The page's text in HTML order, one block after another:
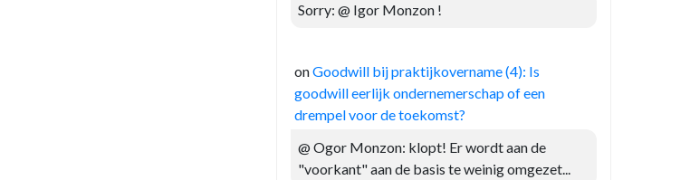
Sorry: @ Igor Monzon !
onGoodwill bij praktijkovername (4): Is
goodwill eerlijk ondernemerschap of een
drempel voor de toekomst?
@ Ogor Monzon: klopt! Er wordt aan de
"voorkant" aan de basis te weinig omgezet...